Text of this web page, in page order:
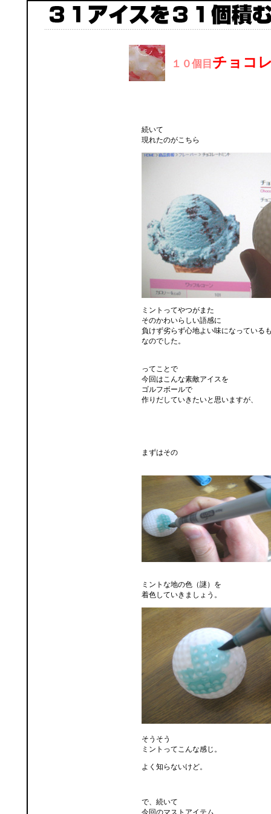
１０個目 チョコ
続いて
現れたのがこちら
ミントってやつがまた
そのかわいらしい語感に
負けず劣らず心地よい味になっている
なのでした。
ってことで
今回はこんな素敵アイスを
ゴルフボールで
作りだしていきたいと思いますが、
まずはその
ミントな地の色（謎）を
着色していきましょう。
そうそう
ミントってこんな感じ。
よく知らないけど。
で、続いて
今回のマストアイテム